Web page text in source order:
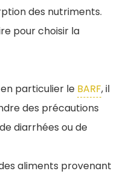
des nutriments.
pour choisir la
particulier le BARF, il
des précautions
diarrhées ou de
aliments provenant